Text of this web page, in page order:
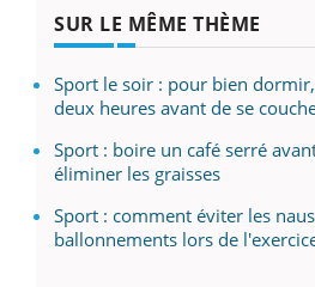
SUR LE MÊME THÈME
Sport le soir : pour bien
deux heures avant de se
Sport : boire un café serré
éliminer les graisses
Sport : comment éviter les
ballonnements lors de